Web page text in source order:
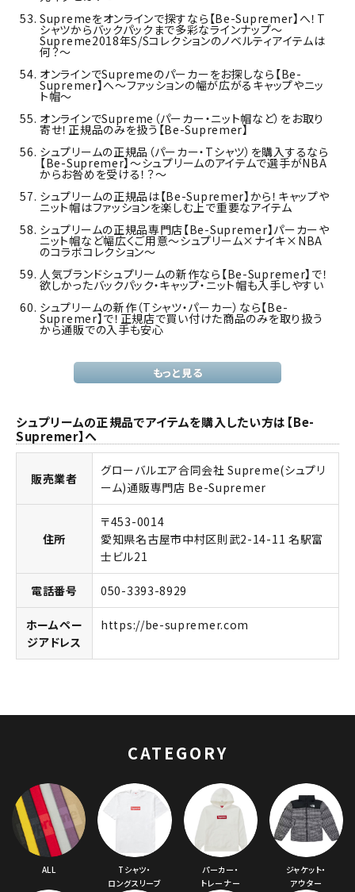
2025AW 2025SS
Tシャツ・ロングスリーブ
ショルダー・ウエストバッグ
ボックスロゴ ブラックスウェット
カテゴリーから探す
コラボレーションブランドから探す
Supremeをオンラインで探すなら【Be-Supremer】へ！T
シャツからバックパックまで多彩なラインナップ～
Supreme2018年S/Sコレクションのノベルティアイテムは
何？～
オンラインでSupremeのパーカーをお探しなら【Be-
Supremer】へ～ファッションの幅が広がるキャップやニッ
ト帽～
オンラインでSupreme（パーカー・ニット帽など）をお取り
寄せ！正規品のみを扱う【Be-Supremer】
シュプリームの正規品（パーカー・Tシャツ）を購入するなら
【Be-Supremer】～シュプリームのアイテムで選手がNBA
からお咎めを受ける！？～
シュプリームの正規品は【Be-Supremer】から！キャップや
ニット帽はファッションを楽しむ上で重要なアイテム
シュプリームの正規品専門店【Be-Supremer】パーカーや
ニット帽など幅広くご用意～シュプリーム×ナイキ×NBA
のコラボコレクション～
人気ブランドシュプリームの新作なら【Be-Supremer】で！
欲しかったバックパック・キャップ・ニット帽も入手しやすい
シュプリームの新作（Tシャツ・パーカー）なら【Be-
Supremer】で！正規店で買い付けた商品のみを取り扱う
から通販での入手も安心
もっと見る
シュプリームの正規品でアイテムを購入したい方は【Be-
Supremer】へ
販売業者
グローバルエア合同会社 Supreme(シュプリ
ーム)通販専門店 Be-Supremer
住所
〒453-0014
愛知県名古屋市中村区則武2-14-11 名駅富
士ビル21
電話番号 050-3393-8929
ホームペー
ジアドレス
https://be-supremer.com
CATEGORY
ALL
Tシャツ・
ロングスリーブ
パーカー・
トレーナー
ジャケット・
アウター